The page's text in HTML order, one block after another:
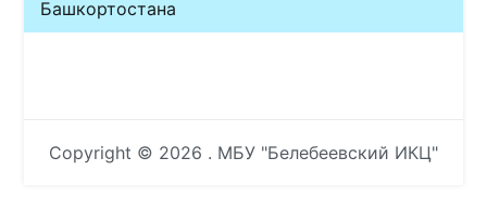
Башкортостана
Copyright © 2026 . МБУ "Белебеевский ИКЦ"